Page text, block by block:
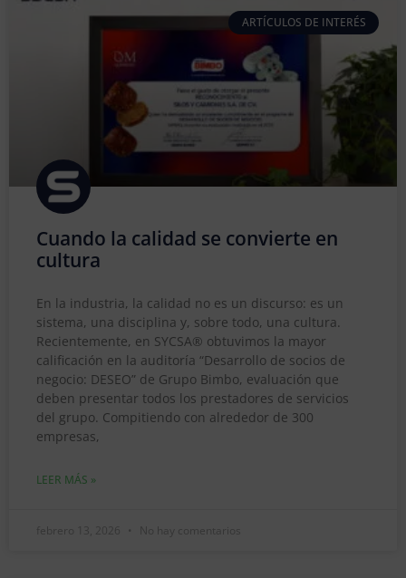
ARTÍCULOS DE INTERÉS
Cuando la calidad se convierte en
cultura
En la industria, la calidad no es un discurso: es un
sistema, una disciplina y, sobre todo, una cultura.
Recientemente, en SYCSA® obtuvimos la mayor
calificación en la auditoría “Desarrollo de socios de
negocio: DESEO” de Grupo Bimbo, evaluación que
deben presentar todos los prestadores de servicios
del grupo. Compitiendo con alrededor de 300
empresas,
LEER MÁS »
febrero 13, 2026 No hay comentarios